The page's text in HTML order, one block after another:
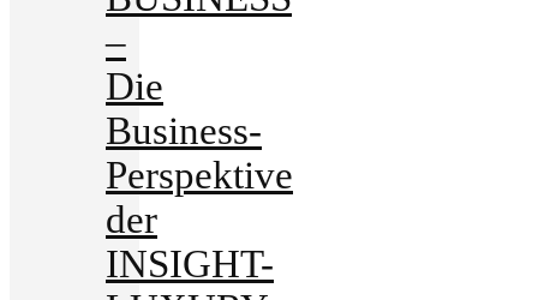
–
Die
Business-
Perspektive
der
INSIGHT-